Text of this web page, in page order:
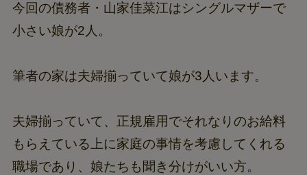
今回の債務者・山家佳菜江はシングルマザーで
小さい娘が2人。
筆者の家は夫婦揃っていて娘が3人います。
夫婦揃っていて、正規雇用でそれなりのお給料
もらえている上に家庭の事情を考慮してくれる
職場であり、娘たちも聞き分けがいい方。